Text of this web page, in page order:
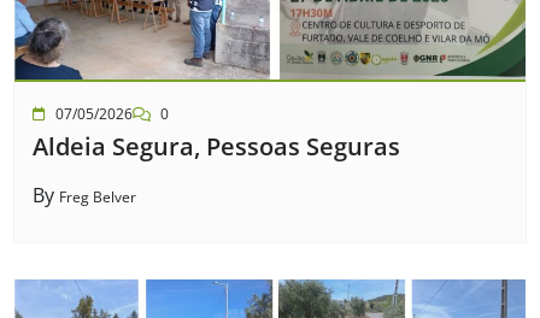
07/05/2026 0
Aldeia Segura, Pessoas Seguras
By Freg Belver